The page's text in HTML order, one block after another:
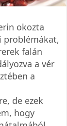
okozta
problémákat,
falán
a vér
a
de ezek
hogy